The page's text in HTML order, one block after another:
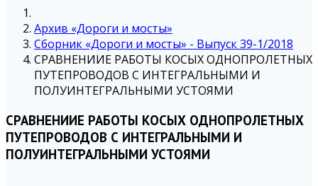
Архив «Дороги и мосты»
Сборник «Дороги и мосты» - Выпуск 39-1/2018
СРАВНЕНИИЕ РАБОТЫ КОСЫХ ОДНОПРОЛЕТНЫХ
ПУТЕПРОВОДОВ С ИНТЕГРАЛЬНЫМИ И
ПОЛУИНТЕГРАЛЬНЫМИ УСТОЯМИ
СРАВНЕНИИЕ РАБОТЫ КОСЫХ ОДНОПРОЛЕТНЫХ
ПУТЕПРОВОДОВ С ИНТЕГРАЛЬНЫМИ И
ПОЛУИНТЕГРАЛЬНЫМИ УСТОЯМИ